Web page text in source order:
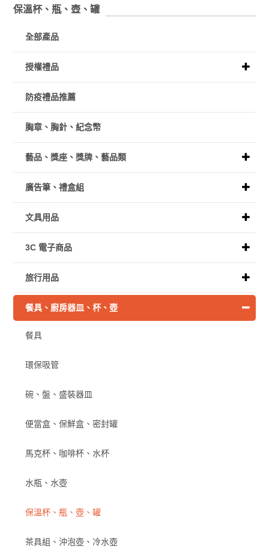
保溫杯、瓶、壺、罐
全部產品
授權禮品
防疫禮品推薦
胸章、胸針、紀念幣
藝品、獎座、獎牌、藝品類
廣告筆、禮盒組
文具用品
3C 電子商品
旅行用品
餐具、廚房器皿、杯、壺
餐具
環保吸管
碗、盤、盛裝器皿
便當盒、保鮮盒、密封罐
馬克杯、咖啡杯、水杯
水瓶、水壺
保溫杯、瓶、壺、罐
茶具組、沖泡壺、冷水壺